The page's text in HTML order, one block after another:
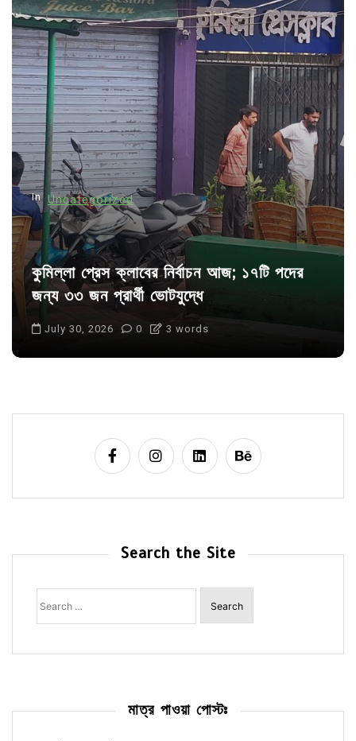
In Uncategorized
কুমিল্লা প্রেস ক্লাবের নির্বাচন আজ; ১৭টি পদের
জন্য ৩৩ জন প্রার্থী ভোটযুদ্ধে
July 30, 2026 0 3 words
Search the Site
Search
for:
মাত্র পাওয়া পোস্টঃ